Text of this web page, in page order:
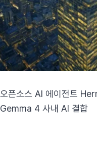
오픈소스 AI 에이전트
Gemma 4 사내 AI 결합